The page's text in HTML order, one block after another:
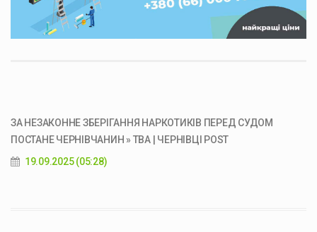
ЗА НЕЗАКОННЕ ЗБЕРІГАННЯ НАРКОТИКІВ ПЕРЕД СУДОМ
ПОСТАНЕ ЧЕРНІВЧАНИН » ТВА | ЧЕРНІВЦІ POST
19.09.2025 (05:28)